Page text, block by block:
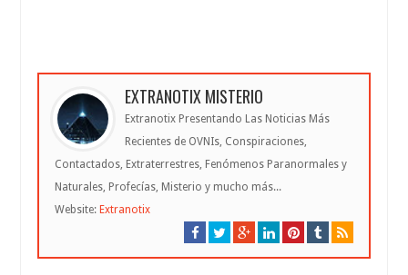
EXTRANOTIX MISTERIO
Extranotix Presentando Las Noticias Más
Recientes de OVNIs, Conspiraciones,
Contactados, Extraterrestres, Fenómenos Paranormales y
Naturales, Profecías, Misterio y mucho más...
Website: Extranotix